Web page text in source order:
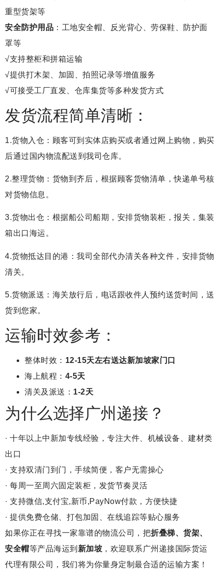
重型货架等
安全防护用品 ：工地安全帽、反光背心、劳保鞋、防护面
罩等
√支持整柜和拼箱运输
√提供打木架、加固、拍照记录等增值服务
√可接受工厂直发、仓库集货等多种发货方式
发货流程简单清晰：
1.货物入仓：顾客可到实体店购买或者通过网上购物，购买
后通过国内物流配送到我司仓库。
2.整理货物：货物到齐后，根据顾客货物清单，快递单号核
对货物信息。
3.货物出仓：根据船公司船期，安排货物装柜，报关，集装
箱出口海运。
4.货物抵达目的港：我司全部代办清关各种文件，安排货物
清关。
5.货物派送：海关放行后，电话跟收件人预约送货时间，送
货到您家。
运输时效参考：
整体时效： 12-15天左右送达新加坡家门口
海上航程： 4-5天
清关及派送： 1-2天
为什么选择广州递接？
· 十年以上中新加专线经验，专注大件、机械设备、建材类
出口
· 支持双清门到门，手续简便，客户无需操心
· 每周一至周六固定装柜，发货节奏灵活
· 支持微信,支付宝,新币,PayNow付款，方便快捷
· 提供免费仓储、打包加固、在线追踪等贴心服务
如果你正在寻找一家靠谱的物流公司，把折叠梯、货架、
安全帽等产品海运到 新加坡 ，欢迎联系广州递接国际货运
代理有限公司，我们将为你量身定制最合适的运输方案！